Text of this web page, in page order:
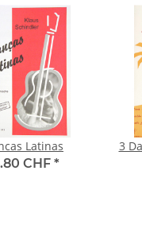
Latinas
CHF *
3